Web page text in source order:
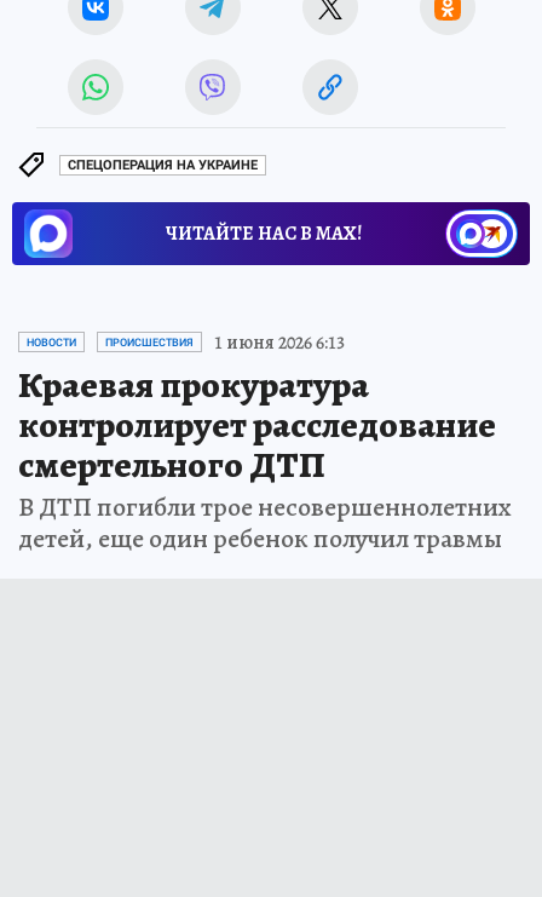
СПЕЦОПЕРАЦИЯ НА УКРАИНЕ
ЧИТАЙТЕ НАС В МАХ!
НОВОСТИ ПРОИСШЕСТВИЯ 1 июня 2026 6:13
Краевая прокуратура
контролирует расследование
смертельного ДТП
В ДТП погибли трое несовершеннолетних
детей, еще один ребенок получил травмы